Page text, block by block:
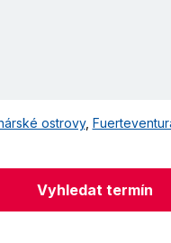
ostrovy,
Vyhledat termín